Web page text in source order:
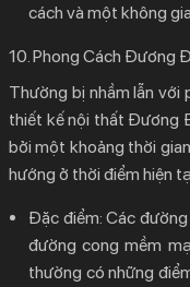
cách và một không
10. Phong Cách Đương
Thường bị nhầm lẫn
thiết kế nội thất Đương
bởi một khoảng thời
hướng ở thời điểm hiện
Đặc điểm: Các
đường cong mềm
thường có những